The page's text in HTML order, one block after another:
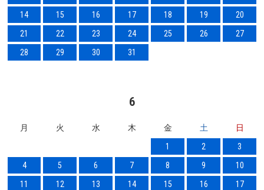
14
15 16 17 18 19
20
21
22 23 24 25 26
27
28
29 30 31
6
月 火 水 木 金 土
日
1
2
3
4
5 6 7 8 9
10
11
12 13 14 15 16
17